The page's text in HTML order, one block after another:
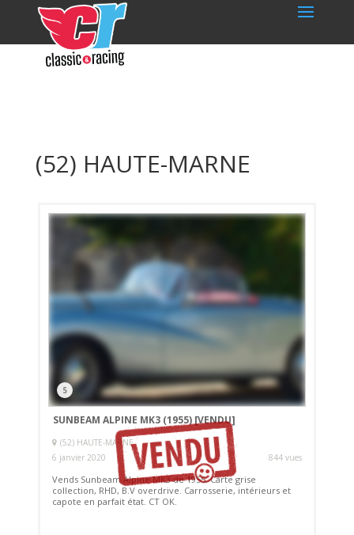
(52) HAUTE-MARNE
5
SUNBEAM ALPINE MK3 (1955) [VENDU]
(52) HAUTE-MARNE
6 janvier 2020
844 vues
Vends Sunbeam Alpine MK3 de 1955. Carte grise
collection, RHD, B.V overdrive. Carrosserie, intérieurs et
capote en parfait état. CT OK.